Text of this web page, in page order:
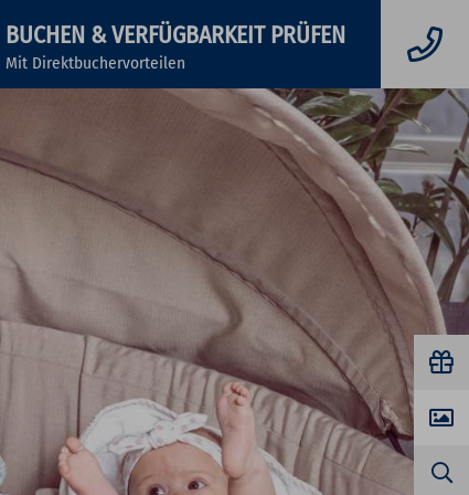
BUCHEN & VERFÜGBARKEIT PRÜFEN
Mit Direktbuchervorteilen